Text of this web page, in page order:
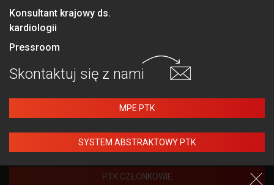
Konsultant krajowy ds.
kardiologii
Pressroom
Skontaktuj się z nami
MPE PTK
SYSTEM ABSTRAKTOWY PTK
PTK CZŁONKOWIE